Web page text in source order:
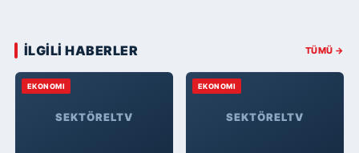
İLGİLİ HABERLER TÜMÜ →
SEKTÖRELTV
EKONOMI
SEKTÖRELTV
EKONOMI